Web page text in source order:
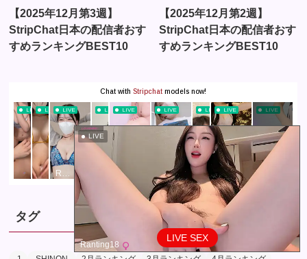
LIVE SEX
LIVE
Ranting18
【2025年12月第3週】
StripChat日本の配信者おす
すめランキングBEST10
【2025年12月第2週】
StripChat日本の配信者おす
すめランキングBEST10
タグ